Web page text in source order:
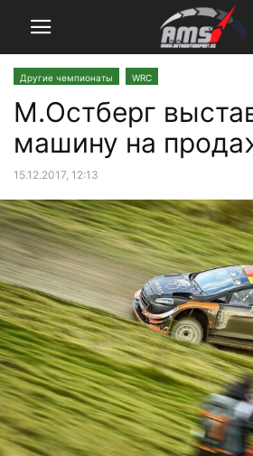
Другие чемпионаты WRC
М.Остберг
машину на
15.12.2017, 12:13